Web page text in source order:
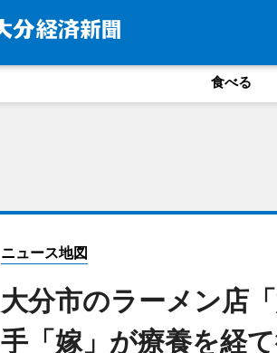
食べる
ニュース地図
大分市のラーメン店
手「嫁」が療養を経